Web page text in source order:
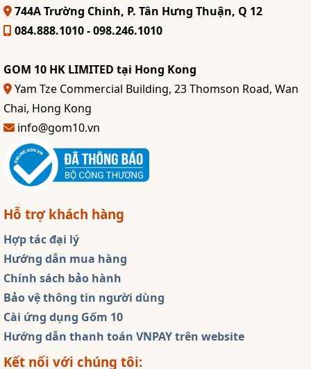
744A Trường Chinh, P. Tân Hưng Thuận, Q 12
084.888.1010 - 098.246.1010
GOM 10 HK LIMITED tại Hong Kong
Yam Tze Commercial Building, 23 Thomson Road, Wan
Chai, Hong Kong
info@gom10.vn
Hỗ trợ khách hàng
Hợp tác đại lý
Hướng dẫn mua hàng
Chính sách bảo hành
Bảo vệ thông tin người dùng
Cài ứng dụng Gốm 10
Hướng dẫn thanh toán VNPAY trên website
Kết nối với chúng tôi: